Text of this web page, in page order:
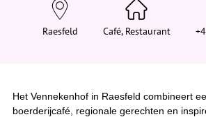
Raesfeld Café, Restaurant
Het Vennekenhof in Raesfeld combineert
boerderijcafé, regionale gerechten en